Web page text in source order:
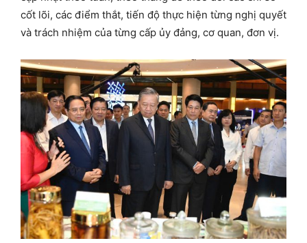
cốt lõi, các điểm thắt, tiến độ thực hiện từng nghị quyết
và trách nhiệm của từng cấp ủy đảng, cơ quan, đơn vị.